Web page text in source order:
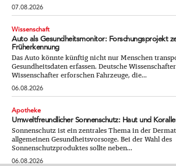
07.08.2026
Wissenschaft
Auto als Gesundheitsmonitor: Forschungsprojekt
Früherkennung
Das Auto könnte künftig nicht nur Menschen
Gesundheitsdaten erfassen. Deutsche
Wissenschafter erforschen Fahrzeuge, die...
06.08.2026
Apotheke
Umweltfreundlicher Sonnenschutz: Haut und
Sonnenschutz ist ein zentrales Thema in der
allgemeinen Gesundheitsvorsorge. Bei der Wahl des
Sonnenschutzproduktes sollte neben...
06.08.2026